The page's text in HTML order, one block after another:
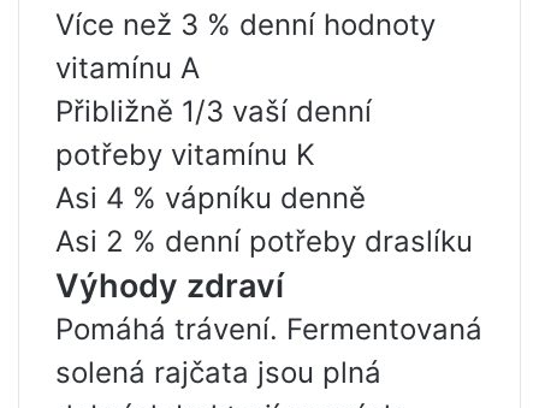
Více než 3 % denní hodnoty
vitamínu A
Přibližně 1/3 vaší denní
potřeby vitamínu K
Asi 4 % vápníku denně
Asi 2 % denní potřeby draslíku
Výhody zdraví
Pomáhá trávení. Fermentovaná
solená rajčata jsou plná